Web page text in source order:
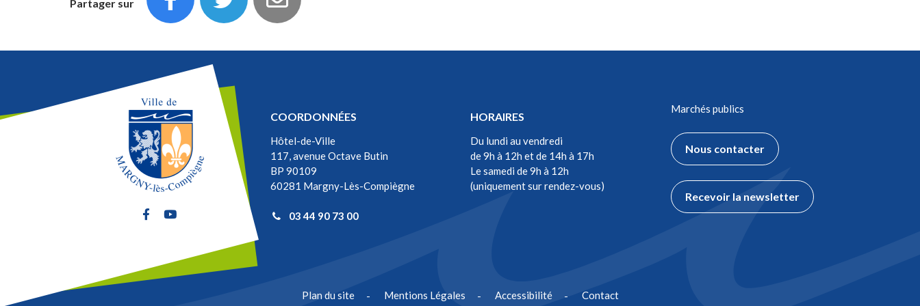
Partager sur
Lien vers le compte Facebook
Lien vers la chaîne Youtube
COORDONNÉES
Hôtel-de-Ville
117, avenue Octave Butin
BP 90109
60281 Margny-Lès-Compiègne
03 44 90 73 00
HORAIRES
Du lundi au vendredi
de 9h à 12h et de 14h à 17h
Le samedi de 9h à 12h
(uniquement sur rendez-vous)
Marchés publics
Nous contacter
Recevoir la newsletter
Plan du site Mentions Légales Accessibilité Contact